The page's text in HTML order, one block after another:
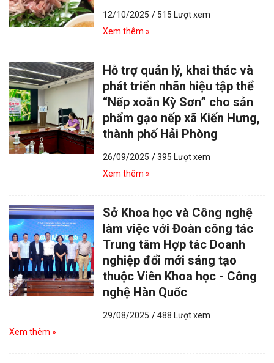
12/10/2025 / 515 Lượt xem
Xem thêm »
Hỗ trợ quản lý, khai thác và
phát triển nhãn hiệu tập thể
“Nếp xoắn Kỳ Sơn” cho sản
phẩm gạo nếp xã Kiến Hưng,
thành phố Hải Phòng
26/09/2025 /395 Lượt xem
Xem thêm »
Sở Khoa học và Công nghệ
làm việc với Đoàn công tác
Trung tâm Hợp tác Doanh
nghiệp đổi mới sáng tạo
thuộc Viên Khoa học - Công
nghệ Hàn Quốc
29/08/2025 /488 Lượt xem
Xem thêm »